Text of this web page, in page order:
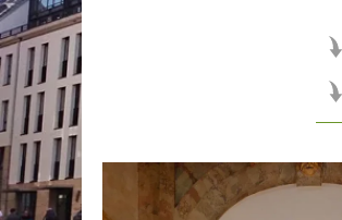
Veranstaltungsinformationen